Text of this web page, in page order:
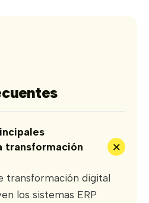
transformación
+
transformación digital
los sistemas ERP